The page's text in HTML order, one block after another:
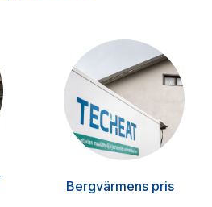
Bergvärmens pris